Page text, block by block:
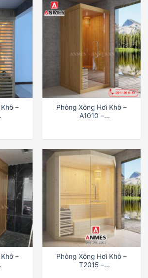
–
Phòng Xông Hơi Khô –
A1010 –
–
Phòng Xông Hơi Khô –
T2015 –